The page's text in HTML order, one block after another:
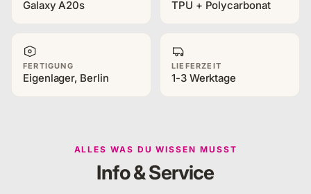
Galaxy A20s TPU + Polycarbonat
FERTIGUNG
Eigenlager, Berlin
LIEFERZEIT
1-3 Werktage
ALLES WAS DU WISSEN MUSST
Info & Service